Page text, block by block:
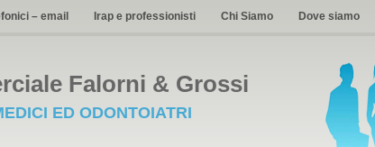
– email Irap e professionisti Chi Siamo Dove siamo
Falorni & Grossi
ED ODONTOIATRI